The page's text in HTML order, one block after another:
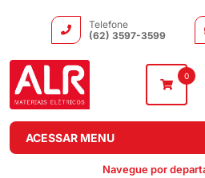
0
Telefone
(62) 3597-3599
ACESSAR MENU
Navegue por